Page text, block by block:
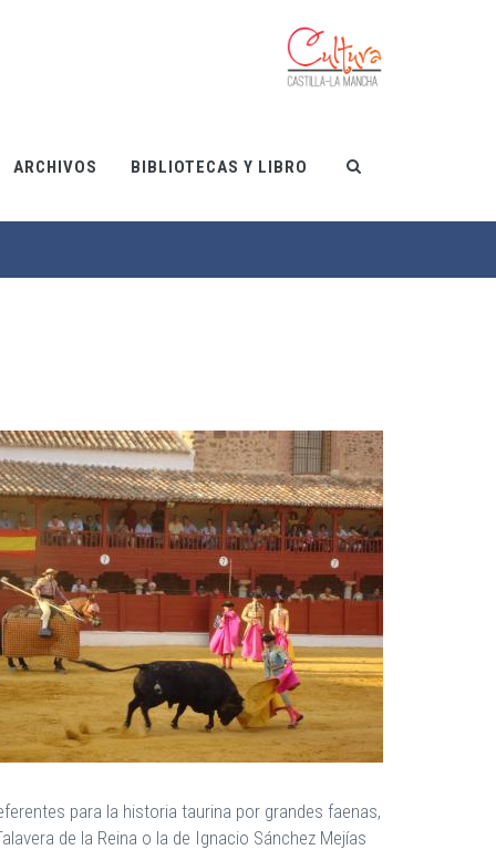
ARCHIVOS BIBLIOTECAS Y LIBRO
para la historia taurina por grandes faenas,
de la Reina o la de Ignacio Sánchez Mejías